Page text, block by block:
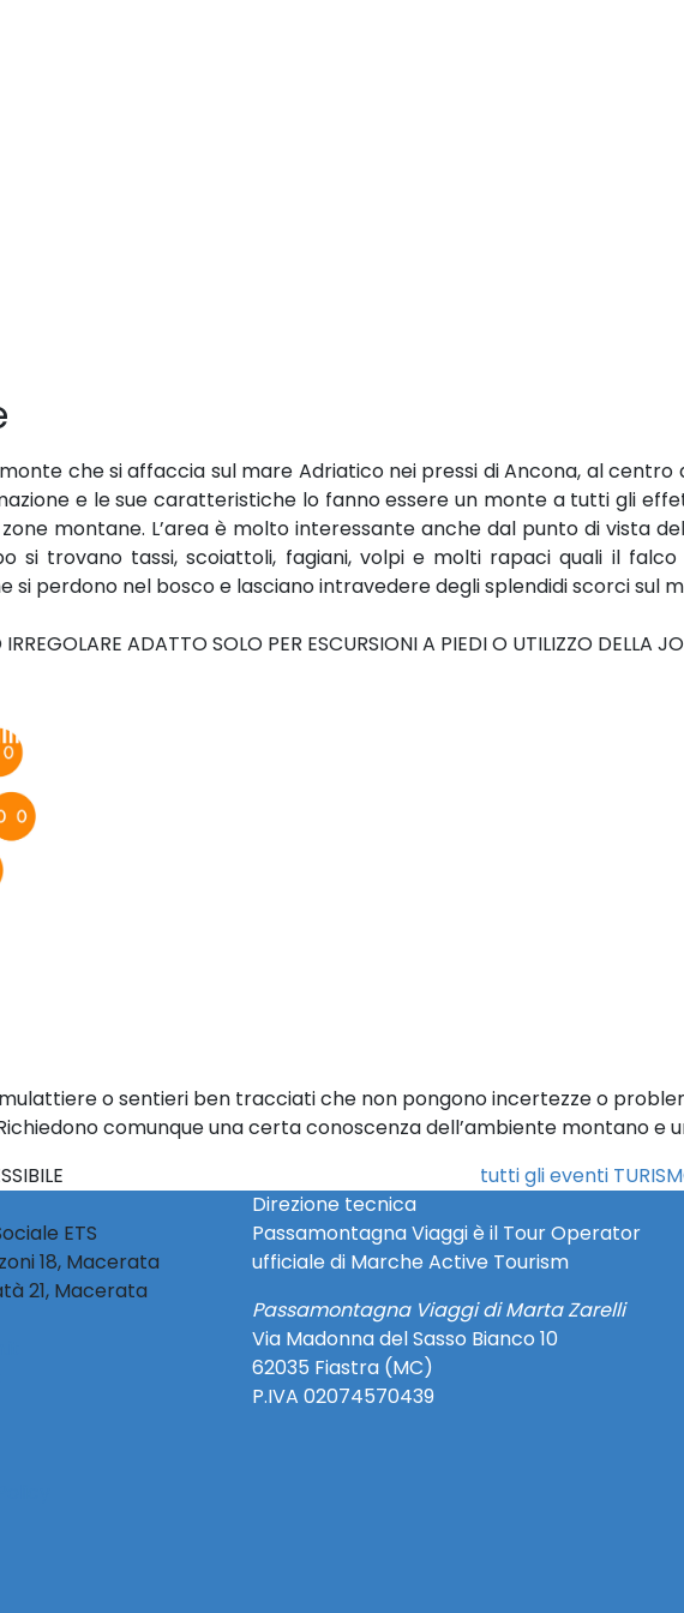
che si affaccia sul mare Adriatico nei pressi di Ancona, al
e le sue caratteristiche lo fanno essere un monte a tutti gli
montane. L’area è molto interessante anche dal punto di vista
si trovano tassi, scoiattoli, fagiani, volpi e molti rapaci quali il falco
si perdono nel bosco e lasciano intravedere degli splendidi scorci sul
ADATTO SOLO PER ESCURSIONI A PIEDI O UTILIZZO DELLA
o sentieri ben tracciati che non pongono incertezze o
comunque una certa conoscenza dell’ambiente montano e
tutti gli eventi
ETS
18, Macerata
21, Macerata
Direzione tecnica
Passamontagna Viaggi è il Tour Operator
ufficiale di Marche Active Tourism
Passamontagna Viaggi di Marta Zarelli
Via Madonna del Sasso Bianco 10
62035 Fiastra (MC)
P.IVA 02074570439